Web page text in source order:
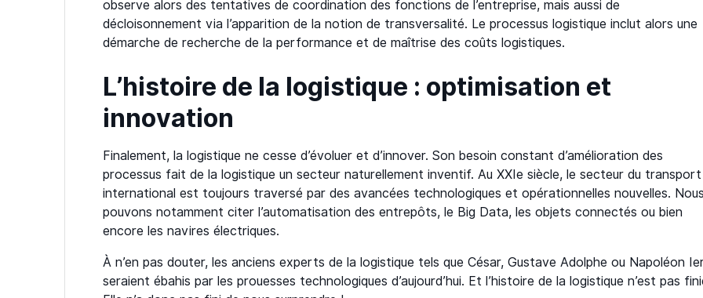
observe alors des tentatives de coordination des fonctions de l’entreprise, mais aussi de
décloisonnement via l’apparition de la notion de transversalité. Le processus logistique inclut alors une
démarche de recherche de la performance et de maîtrise des coûts logistiques.
L’histoire de la logistique : optimisation et
innovation
Finalement, la logistique ne cesse d’évoluer et d’innover. Son besoin constant d’amélioration des
processus fait de la logistique un secteur naturellement inventif. Au XXIe siècle, le secteur du transport
international est toujours traversé par des avancées technologiques et opérationnelles nouvelles. Nous
pouvons notamment citer l’automatisation des entrepôts, le Big Data, les objets connectés ou bien
encore les navires électriques.
À n’en pas douter, les anciens experts de la logistique tels que César, Gustave Adolphe ou Napoléon
seraient ébahis par les prouesses technologiques d’aujourd’hui. Et l’histoire de la logistique n’est pas